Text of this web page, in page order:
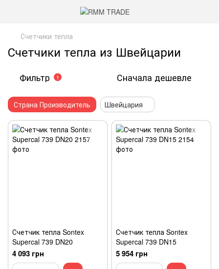
Счетчики тепла
Счетчики тепла из Швейцарии
Фильтр 1 Сначала дешевле
Страна Производитель Швейцария
Счетчик тепла Sontex
Supercal 739 DN20
4 093 грн
Счетчик тепла Sontex
Supercal 739 DN15
5 954 грн